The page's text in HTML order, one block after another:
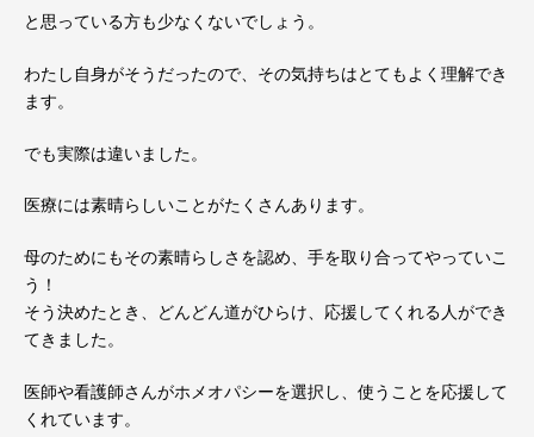
と思っている方も少なくないでしょう。
わたし自身がそうだったので、その気持ちはとてもよく理解でき
ます。
でも実際は違いました。
医療には素晴らしいことがたくさんあります。
母のためにもその素晴らしさを認め、手を取り合ってやっていこ
う！
そう決めたとき、どんどん道がひらけ、応援してくれる人ができ
てきました。
医師や看護師さんがホメオパシーを選択し、使うことを応援して
くれています。